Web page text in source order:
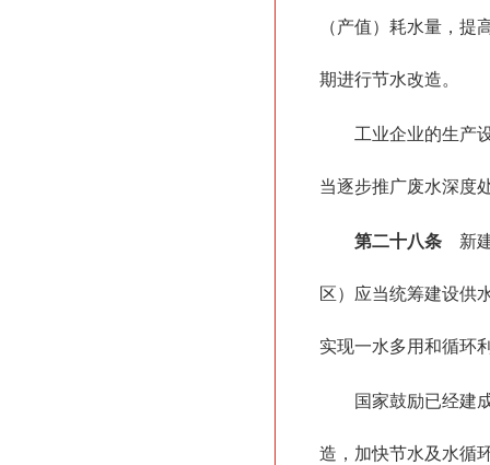
（产值）耗水量，
期进行节水改造。
工业企业的生产
当逐步推广废水深度
第二十八条 新
区）应当统筹建设供
实现一水多用和循环
国家鼓励已经建
造，加快节水及水循